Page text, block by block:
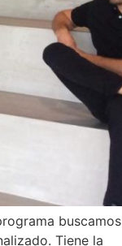
buscamos
Tiene la